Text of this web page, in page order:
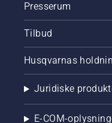
Presserum
Tilbud
Husqvarnas
Juridiske
E-COM-